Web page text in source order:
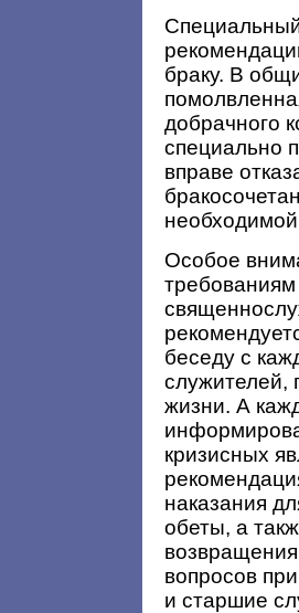
браку. В
добрачного
специально
вправе
необходимой
Особое
беседу с
служителей,
жизни. А
кризисных
наказания
обеты, а
вопросов
и старшие